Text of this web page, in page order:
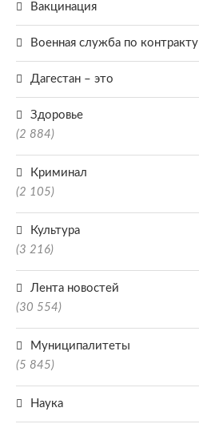
Вакцинация
Военная служба по контракту
Дагестан – это
Здоровье
(2 884)
Криминал
(2 105)
Культура
(3 216)
Лента новостей
(30 554)
Муниципалитеты
(5 845)
Наука